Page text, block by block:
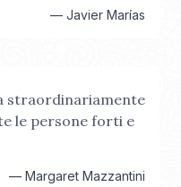
— Javier Marías
straordinariamente
le persone forti e
— Margaret Mazzantini